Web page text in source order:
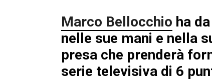
Marco Bellocchio ha
nelle sue mani e nella
presa che prenderà
serie televisiva di 6